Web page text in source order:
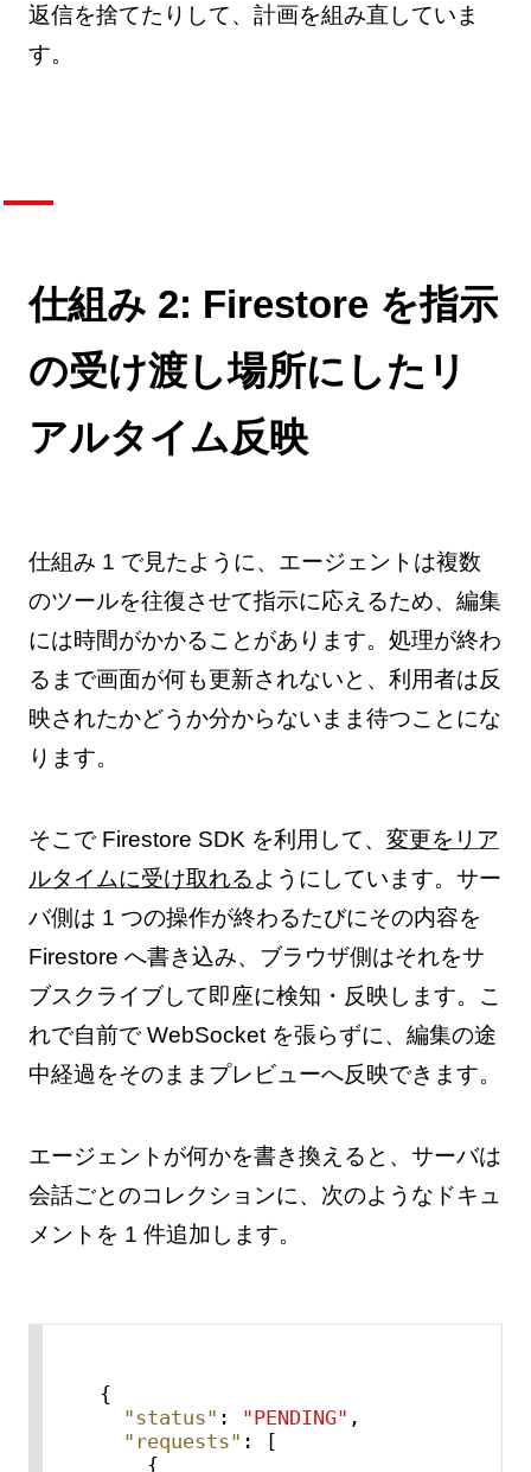
返信を捨てたりして、計画を組み直していま
す。
仕組み 2: Firestore を指示
の受け渡し場所にしたリ
アルタイム反映
仕組み 1 で見たように、エージェントは複数
のツールを往復させて指示に応えるため、編集
には時間がかかることがあります。処理が終わ
るまで画面が何も更新されないと、利用者は反
映されたかどうか分からないまま待つことにな
ります。
そこで Firestore SDK を利用して、 変更をリア
ルタイムに受け取れるようにしています。サー
バ側は 1 つの操作が終わるたびにその内容を
Firestore へ書き込み、ブラウザ側はそれをサ
ブスクライブして即座に検知・反映します。こ
れで自前で WebSocket を張らずに、編集の途
中経過をそのままプレビューへ反映できます。
エージェントが何かを書き換えると、サーバは
会話ごとのコレクションに、次のようなドキュ
メントを 1 件追加します。
{
"status" : "PENDING" ,
"requests" :
[
{